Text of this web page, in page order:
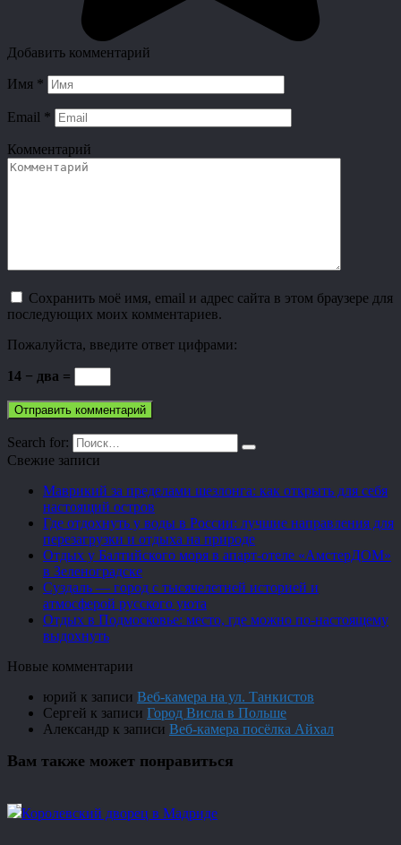
Добавить комментарий
Имя *
Email *
Комментарий
Сохранить моё имя, email и адрес сайта в этом браузере для
последующих моих комментариев.
Пожалуйста, введите ответ цифрами:
14 − два =
Search for:
Свежие записи
Маврикий за пределами шезлонга: как открыть для себя
настоящий остров
Где отдохнуть у воды в России: лучшие направления для
перезагрузки и отдыха на природе
Отдых у Балтийского моря в апарт-отеле «АмстерДОМ»
в Зеленоградске
Суздаль — город с тысячелетней историей и
атмосферой русского уюта
Отдых в Подмосковье: место, где можно по-настоящему
выдохнуть
Новые комментарии
юрий к записи Веб-камера на ул. Танкистов
Сергей к записи Город Висла в Польше
Александр к записи Веб-камера посёлка Айхал
Вам также может понравиться
Королевский дворец в Мадриде